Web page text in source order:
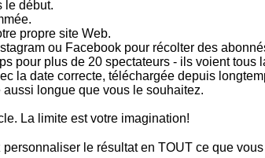
le début.
propre site Web.
ou Facebook pour récolter des
pour plus de 20 spectateurs - ils voient tous
la date correcte, téléchargée depuis
longue que vous le souhaitez.
La limite est votre imagination!
le résultat en TOUT ce que